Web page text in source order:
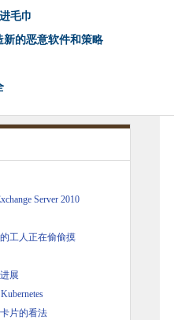
毛巾
新的恶意软件和策略
Server 2010
工人正在偷偷摸
展
片的看法